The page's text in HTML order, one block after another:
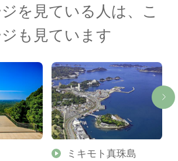
を見ている人は、こ
も見ています
ミキモト真珠島